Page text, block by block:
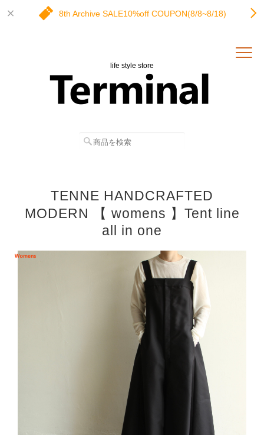
8th Archive SALE10%off COUPON(8/8~8/18)
life style store
TENNE HANDCRAFTED
MODERN 【 womens 】Tent line
all in one